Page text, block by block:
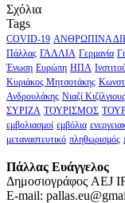
Σχόλια
Tags
COVID-19 ΑΝΘΡΩΠΙΝΑ
Πάλλας ΓΑΛΛΙΑ Γερμανία
Ένωση Ευρώπη ΗΠΑ
Κυριάκος Μητσοτάκης
Ανδρουλάκης Νιαζί
ΣΥΡΙΖΑ ΤΟΥΡΙΣΜΟΣ
εμβολιασμοί εμβόλια
μεταναστευτικό πληθωρισμός
Πάλλας Ευάγγελος
Δημοσιογράφος AEJ
E-mail: